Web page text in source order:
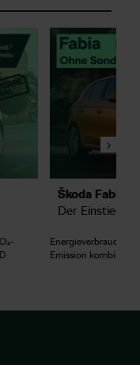
Essence
individuelle Mobilität - zur Top Rate.
kombiniert: 5,0 l/100km |
112 g/km* | CO₂-Klasse: